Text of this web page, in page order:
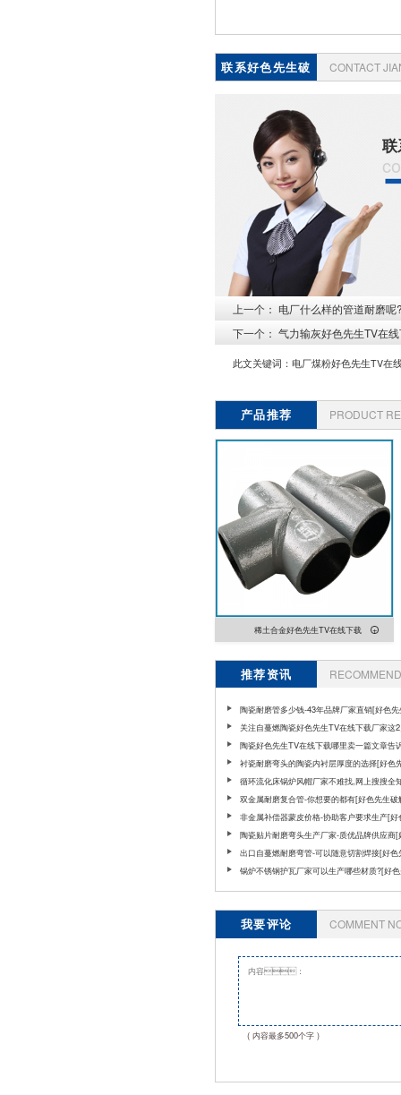
联系好色先生破
CONTACT
上一个： 电厂什么样的管道耐磨呢
下一个： 气力输灰好色先生TV在
此文关键词： 电厂煤粉好色先生TV在
产品推荐 PRODUCT
稀土合金好色先生TV在线下载
推荐资讯
陶瓷耐磨管多少钱-43年品牌厂家直销[好色
版]
关注自蔓燃陶瓷好色先生TV在线下载厂家这
可！[好色先生破解版]
陶瓷好色先生TV在线下载哪里卖一篇文章告
衬瓷耐磨弯头的陶瓷内衬层厚度的选择[好色
解版]
循环流化床锅炉风帽厂家不难找,网上搜搜全
色先生破解版]
双金属耐磨复合管-你想要的都有[好色先生破
非金属补偿器蒙皮价格-协助客户要求生产[好
破解版]
陶瓷贴片耐磨弯头生产厂家-质优品牌供应商[
生破解版]
出口自蔓燃耐磨弯管-可以随意切割焊接[好色
解版]
锅炉不锈钢护瓦厂家可以生产哪些材质?[好
我要评论 COMMENT
( 内容最多500个字 )